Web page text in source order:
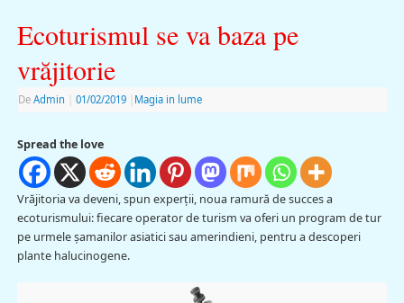
Ecoturismul se va baza pe
vrăjitorie
De Admin 01/02/2019 Magia in lume
Spread the love
Vrăjitoria va deveni, spun experții, noua ramură de succes a
ecoturismului: fiecare operator de turism va oferi un program de tur
pe urmele șamanilor asiatici sau amerindieni, pentru a descoperi
plante halucinogene.